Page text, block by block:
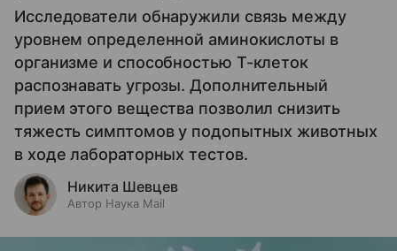
Исследователи обнаружили связь между
уровнем определенной аминокислоты в
организме и способностью Т-клеток
распознавать угрозы. Дополнительный
прием этого вещества позволил снизить
тяжесть симптомов у подопытных животных
в ходе лабораторных тестов.
Никита Шевцев
Автор Наука Mail